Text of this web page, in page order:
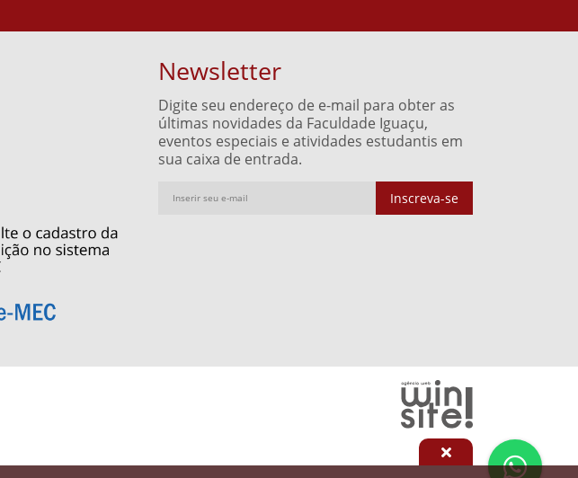
Newsletter
Digite seu endereço de e-mail para obter as
últimas novidades da Faculdade Iguaçu,
eventos especiais e atividades estudantis em
sua caixa de entrada.
Inscreva-se